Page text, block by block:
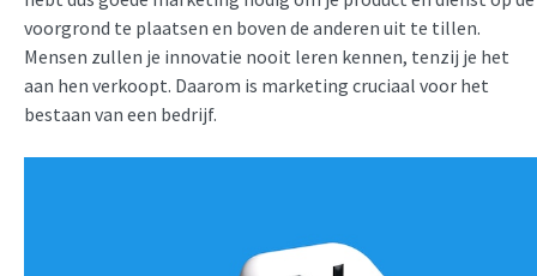
voorgrond te plaatsen en boven de anderen uit te tillen.
Mensen zullen je innovatie nooit leren kennen, tenzij je het
aan hen verkoopt. Daarom is marketing cruciaal voor het
bestaan van een bedrijf.